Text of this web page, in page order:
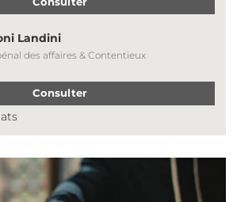
Landini
des affaires & Contentieux
Consulter